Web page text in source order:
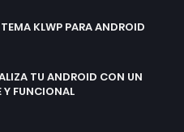
KLWP PARA ANDROID
TU ANDROID CON UN
Y FUNCIONAL